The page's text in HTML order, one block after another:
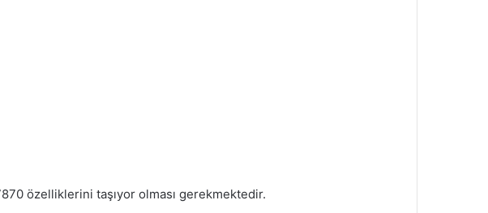
özelliklerini taşıyor olması gerekmektedir.